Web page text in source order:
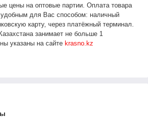
цены на оптовые партии. Оплата товара
удобным для Вас способом: наличный
карту, через платёжный терминал.
занимает не больше 1
указаны на сайте krasno.kz